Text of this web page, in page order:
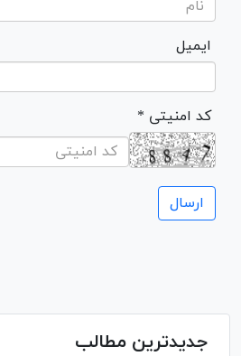
ایمیل
* کد امنیتی
جدیدترین مطالب